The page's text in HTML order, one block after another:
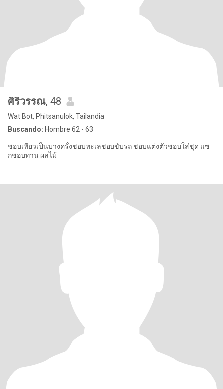
ศิริวรรณ, 48
Wat Bot, Phitsanulok, Tailandia
Buscando: Hombre 62 - 63
ชอบเทียวเป็นบางครั้งชอบทะเลชอบขับรถ ชอบแต่งตัวชอบใส่ชุด แซ
กชอบทาน ผลไม้